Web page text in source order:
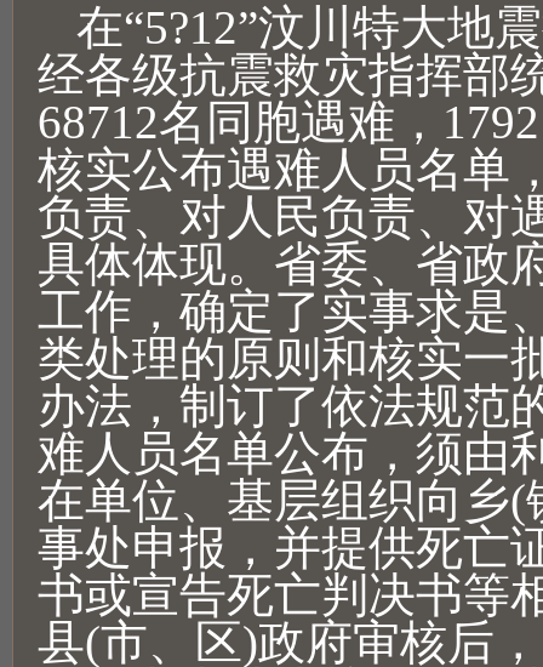
在“5?12”汶川特大地
经各级抗震救灾指挥部
68712名同胞遇难，
核实公布遇难人员名单
负责、对人民负责、对
具体体现。省委、省政
工作，确定了实事求是
类处理的原则和核实一
办法，制订了依法规范
难人员名单公布，须由
在单位、基层组织向乡
事处申报，并提供死亡
书或宣告死亡判决书等
县(市、区)政府审核后